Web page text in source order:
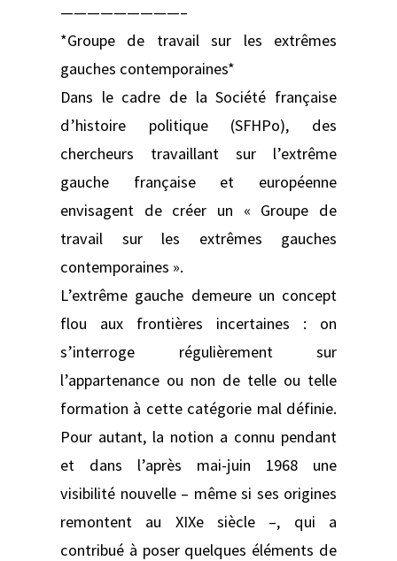
—————————–
*Groupe de travail sur les extrêmes
gauches contemporaines*
Dans le cadre de la Société française
d’histoire politique (SFHPo), des
chercheurs travaillant sur l’extrême
gauche française et européenne
envisagent de créer un « Groupe de
travail sur les extrêmes gauches
contemporaines ».
L’extrême gauche demeure un concept
flou aux frontières incertaines : on
s’interroge régulièrement sur
l’appartenance ou non de telle ou telle
formation à cette catégorie mal définie.
Pour autant, la notion a connu pendant
et dans l’après mai-juin 1968 une
visibilité nouvelle – même si ses origines
remontent au XIXe siècle –, qui a
contribué à poser quelques éléments de